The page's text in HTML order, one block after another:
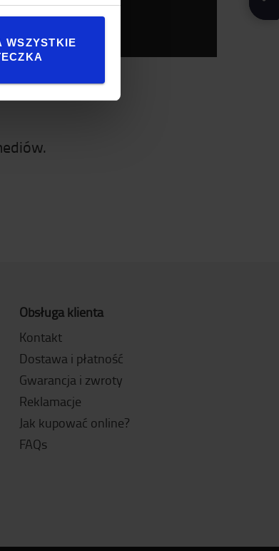
WSZYSTKIE
Obsługa klienta
Kontakt
Dostawa i płatność
Gwarancja i zwroty
Reklamacje
Jak kupować online?
FAQs